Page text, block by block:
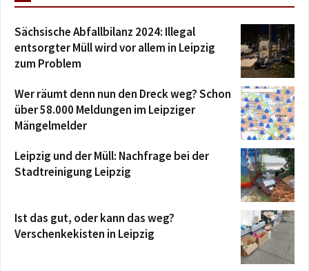
Sächsische Abfallbilanz 2024: Illegal
entsorgter Müll wird vor allem in Leipzig
zum Problem
Wer räumt denn nun den Dreck weg? Schon
über 58.000 Meldungen im Leipziger
Mängelmelder
Leipzig und der Müll: Nachfrage bei der
Stadtreinigung Leipzig
Ist das gut, oder kann das weg?
Verschenkekisten in Leipzig